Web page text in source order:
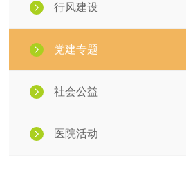
行风建设
党建专题
社会公益
医院活动